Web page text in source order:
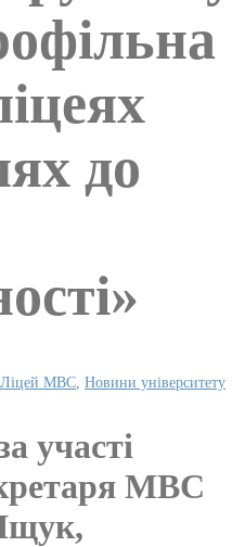
до
Ліцей МВС, Новини університету
участі
МВС